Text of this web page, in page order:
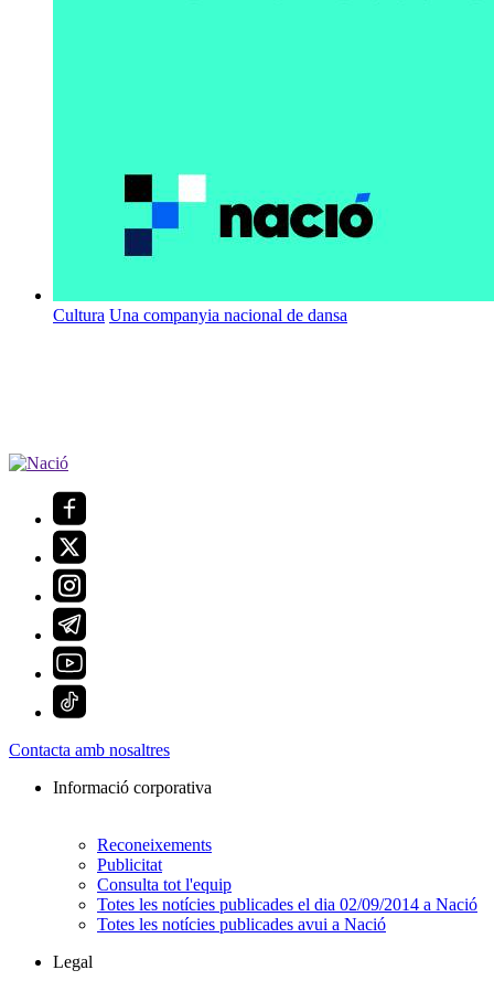
Cultura Una companyia nacional de dansa
Contacta amb nosaltres
Informació corporativa
Reconeixements
Publicitat
Consulta tot l'equip
Totes les notícies publicades el dia 02/09/2014 a Nació
Totes les notícies publicades avui a Nació
Legal